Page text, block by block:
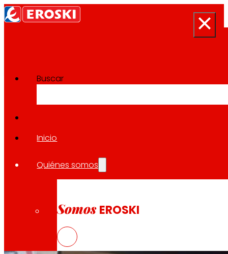
Buscar
Inicio
Quiénes somos
Somos EROSKI
Sala de prensa
Volver a todas las noticias
02.02.2023
EROSKI inaugura un nuevo